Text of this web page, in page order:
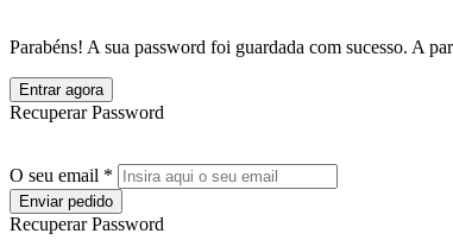
Parabéns! A sua password foi guardada com sucesso. A
Entrar agora
Recuperar Password
O seu email *
Enviar pedido
Recuperar Password